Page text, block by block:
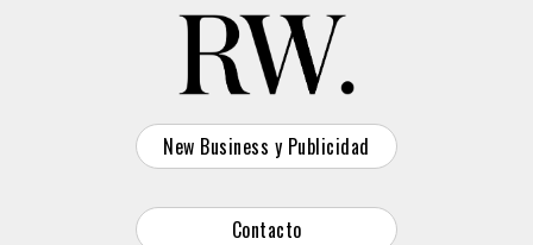
New Business y Publicidad
Contacto